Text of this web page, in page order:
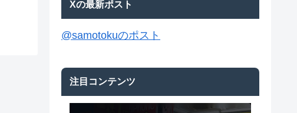
Xの最新ポスト
@samotokuのポスト
注目コンテンツ